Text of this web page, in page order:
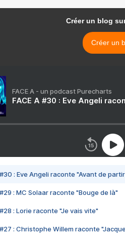
Créer un blog
Créer un
FACE A - un podcast Purecharts
FACE A #30 : Eve Angeli
#30 : Eve Angeli raconte "Avant de
#29 : MC Solaar raconte "Bouge de là"
#28 : Lorie raconte "Je vais vite"
#27 : Christophe Willem raconte